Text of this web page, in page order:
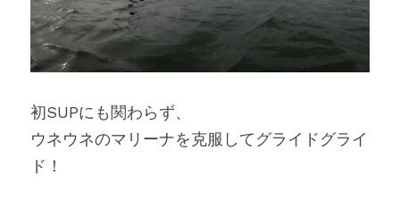
初SUPにも関わらず、
ウネウネのマリーナを克服してグライドグライ
ド！